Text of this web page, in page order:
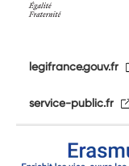
legifrance.gouv.fr
service-public.fr